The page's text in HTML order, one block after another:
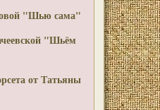
"Шью сама"
"Шьём
от Татьяны